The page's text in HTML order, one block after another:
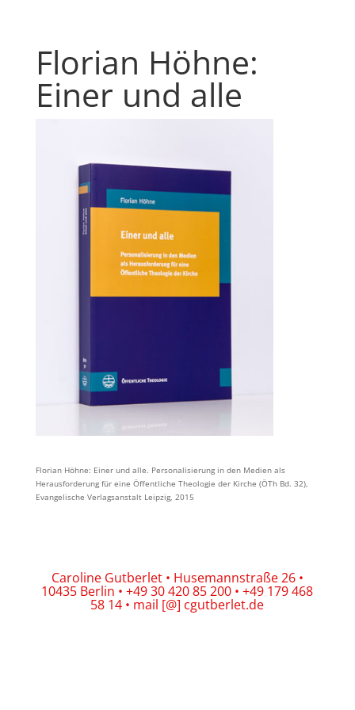
Florian Höhne:
Einer und alle
Florian Höhne: Einer und alle. Personalisierung in den Medien als
Herausforderung für eine Öffentliche Theologie der Kirche (ÖTh Bd. 32),
Evangelische Verlagsanstalt Leipzig, 2015
Caroline Gutberlet • Husemannstraße 26 •
10435 Berlin • +49 30 420 85 200 • +49 179 468
58 14 • mail [@] cgutberlet.de